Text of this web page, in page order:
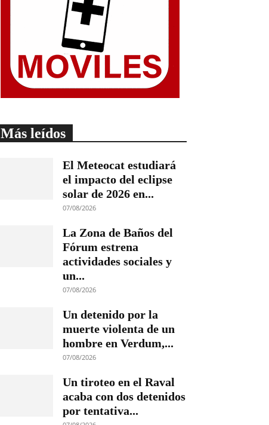
Más leídos
El Meteocat estudiará
el impacto del eclipse
solar de 2026 en...
07/08/2026
La Zona de Baños del
Fórum estrena
actividades sociales y
un...
07/08/2026
Un detenido por la
muerte violenta de un
hombre en Verdum,...
07/08/2026
Un tiroteo en el Raval
acaba con dos detenidos
por tentativa...